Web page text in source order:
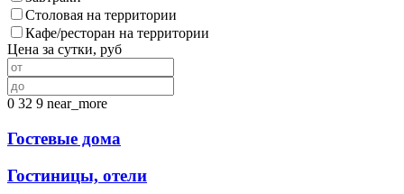
Столовая на территории
Кафе/ресторан на территории
Цена за сутки, руб
0 32 9 near_more
Гостевые дома
Гостиницы, отели